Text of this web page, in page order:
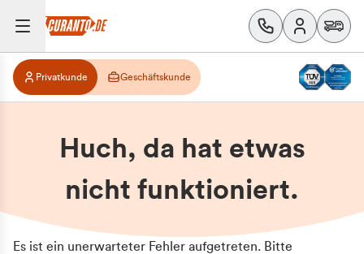
Privatkunde Geschäftskunde
Huch, da hat etwas
nicht funktioniert.
Es ist ein unerwarteter Fehler aufgetreten. Bitte